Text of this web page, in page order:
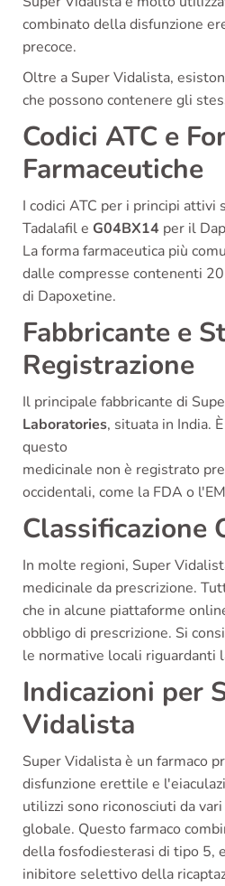
combinato della disfunzione
precoce.
Oltre a Super Vidalista,
che possono contenere gli
Codici ATC e
Farmaceutiche
I codici ATC per i principi attivi
Tadalafil e G04BX14 per il
La forma farmaceutica più
dalle compresse contenenti
di Dapoxetine.
Fabbricante e
Registrazione
Il principale fabbricante di
Laboratories, situata in India.
questo
medicinale non è registrato
occidentali, come la FDA o
Classificazione
In molte regioni, Super
medicinale da prescrizione.
che in alcune piattaforme
obbligo di prescrizione. Si
le normative locali riguardanti
Indicazioni per
Vidalista
Super Vidalista è un farmaco
disfunzione erettile e
utilizzi sono riconosciuti da
globale. Questo farmaco
della fosfodiesterasi di tipo 5,
inibitore selettivo della